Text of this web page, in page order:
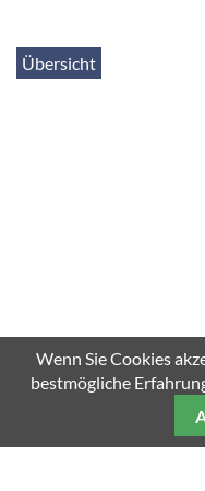
Übersicht
Wenn Sie Cookies
bestmögliche